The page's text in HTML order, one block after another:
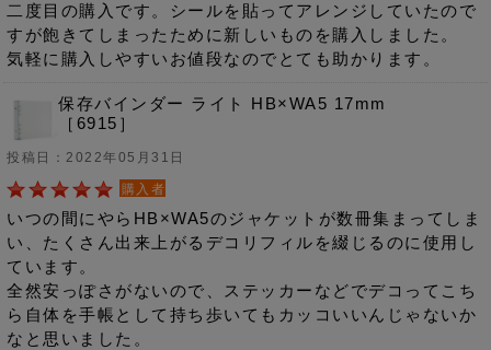
二度目の購入です。シールを貼ってアレンジしていたので
すが飽きてしまったために新しいものを購入しました。
気軽に購入しやすいお値段なのでとても助かります。
保存バインダー ライト HB×WA5 17mm
［6915］
投稿日：2022年05月31日
購入者
いつの間にやらHB×WA5のジャケットが数冊集まってしま
い、たくさん出来上がるデコリフィルを綴じるのに使用し
ています。
全然安っぽさがないので、ステッカーなどでデコってこち
ら自体を手帳として持ち歩いてもカッコいいんじゃないか
なと思いました。